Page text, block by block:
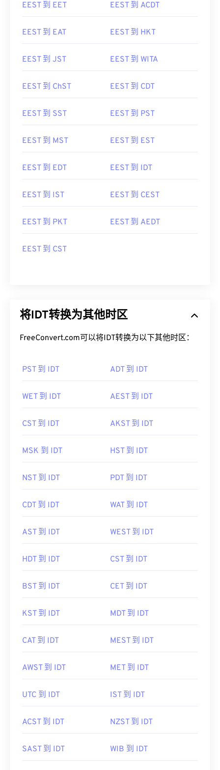
EEST 到 EET EEST 到 ACDT
EEST 到 EAT EEST 到 HKT
EEST 到 JST EEST 到 WITA
EEST 到 ChST EEST 到 CDT
EEST 到 SST EEST 到 PST
EEST 到 MST EEST 到 EST
EEST 到 EDT EEST 到 IDT
EEST 到 IST EEST 到 CEST
EEST 到 PKT EEST 到 AEDT
EEST 到 CST
将IDT转换为其他时区
FreeConvert.com可以将IDT转换为以下其他时区：
PST 到 IDT ADT 到 IDT
WET 到 IDT AEST 到 IDT
CST 到 IDT AKST 到 IDT
MSK 到 IDT HST 到 IDT
NST 到 IDT PDT 到 IDT
CDT 到 IDT WAT 到 IDT
AST 到 IDT WEST 到 IDT
HDT 到 IDT CST 到 IDT
BST 到 IDT CET 到 IDT
KST 到 IDT MDT 到 IDT
CAT 到 IDT MEST 到 IDT
AWST 到 IDT MET 到 IDT
UTC 到 IDT IST 到 IDT
ACST 到 IDT NZST 到 IDT
SAST 到 IDT WIB 到 IDT